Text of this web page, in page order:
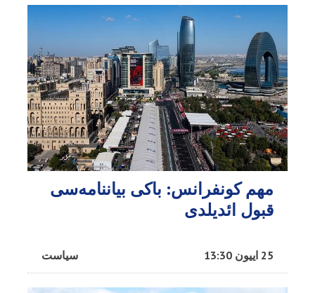
مهم کونفرانس: باکی بیاننامه‌سی
قبول ائدیلدی
سیاست 25 اییون 13:30